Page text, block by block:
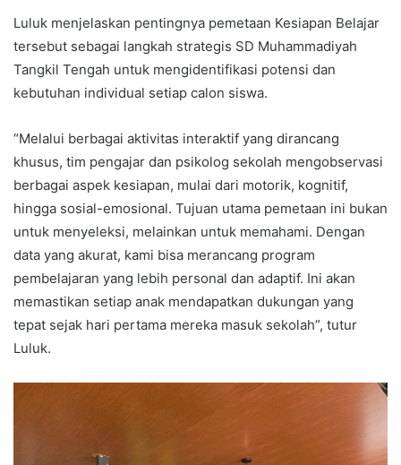
Luluk menjelaskan pentingnya pemetaan Kesiapan Belajar
tersebut sebagai langkah strategis SD Muhammadiyah
Tangkil Tengah untuk mengidentifikasi potensi dan
kebutuhan individual setiap calon siswa.
“Melalui berbagai aktivitas interaktif yang dirancang
khusus, tim pengajar dan psikolog sekolah mengobservasi
berbagai aspek kesiapan, mulai dari motorik, kognitif,
hingga sosial-emosional. Tujuan utama pemetaan ini bukan
untuk menyeleksi, melainkan untuk memahami. Dengan
data yang akurat, kami bisa merancang program
pembelajaran yang lebih personal dan adaptif. Ini akan
memastikan setiap anak mendapatkan dukungan yang
tepat sejak hari pertama mereka masuk sekolah”, tutur
Luluk.